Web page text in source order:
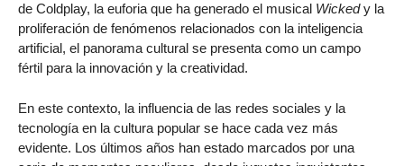
de Coldplay, la euforia que ha generado el musical Wickedy la
proliferación de fenómenos relacionados con la inteligencia
artificial, el panorama cultural se presenta como un campo
fértil para la innovación y la creatividad.
En este contexto, la influencia de las redes sociales y la
tecnología en la cultura popular se hace cada vez más
evidente. Los últimos años han estado marcados por una